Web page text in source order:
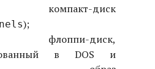
диск
);
диск,
в DOS и